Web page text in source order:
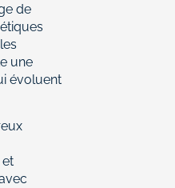
de
une
évoluent
et